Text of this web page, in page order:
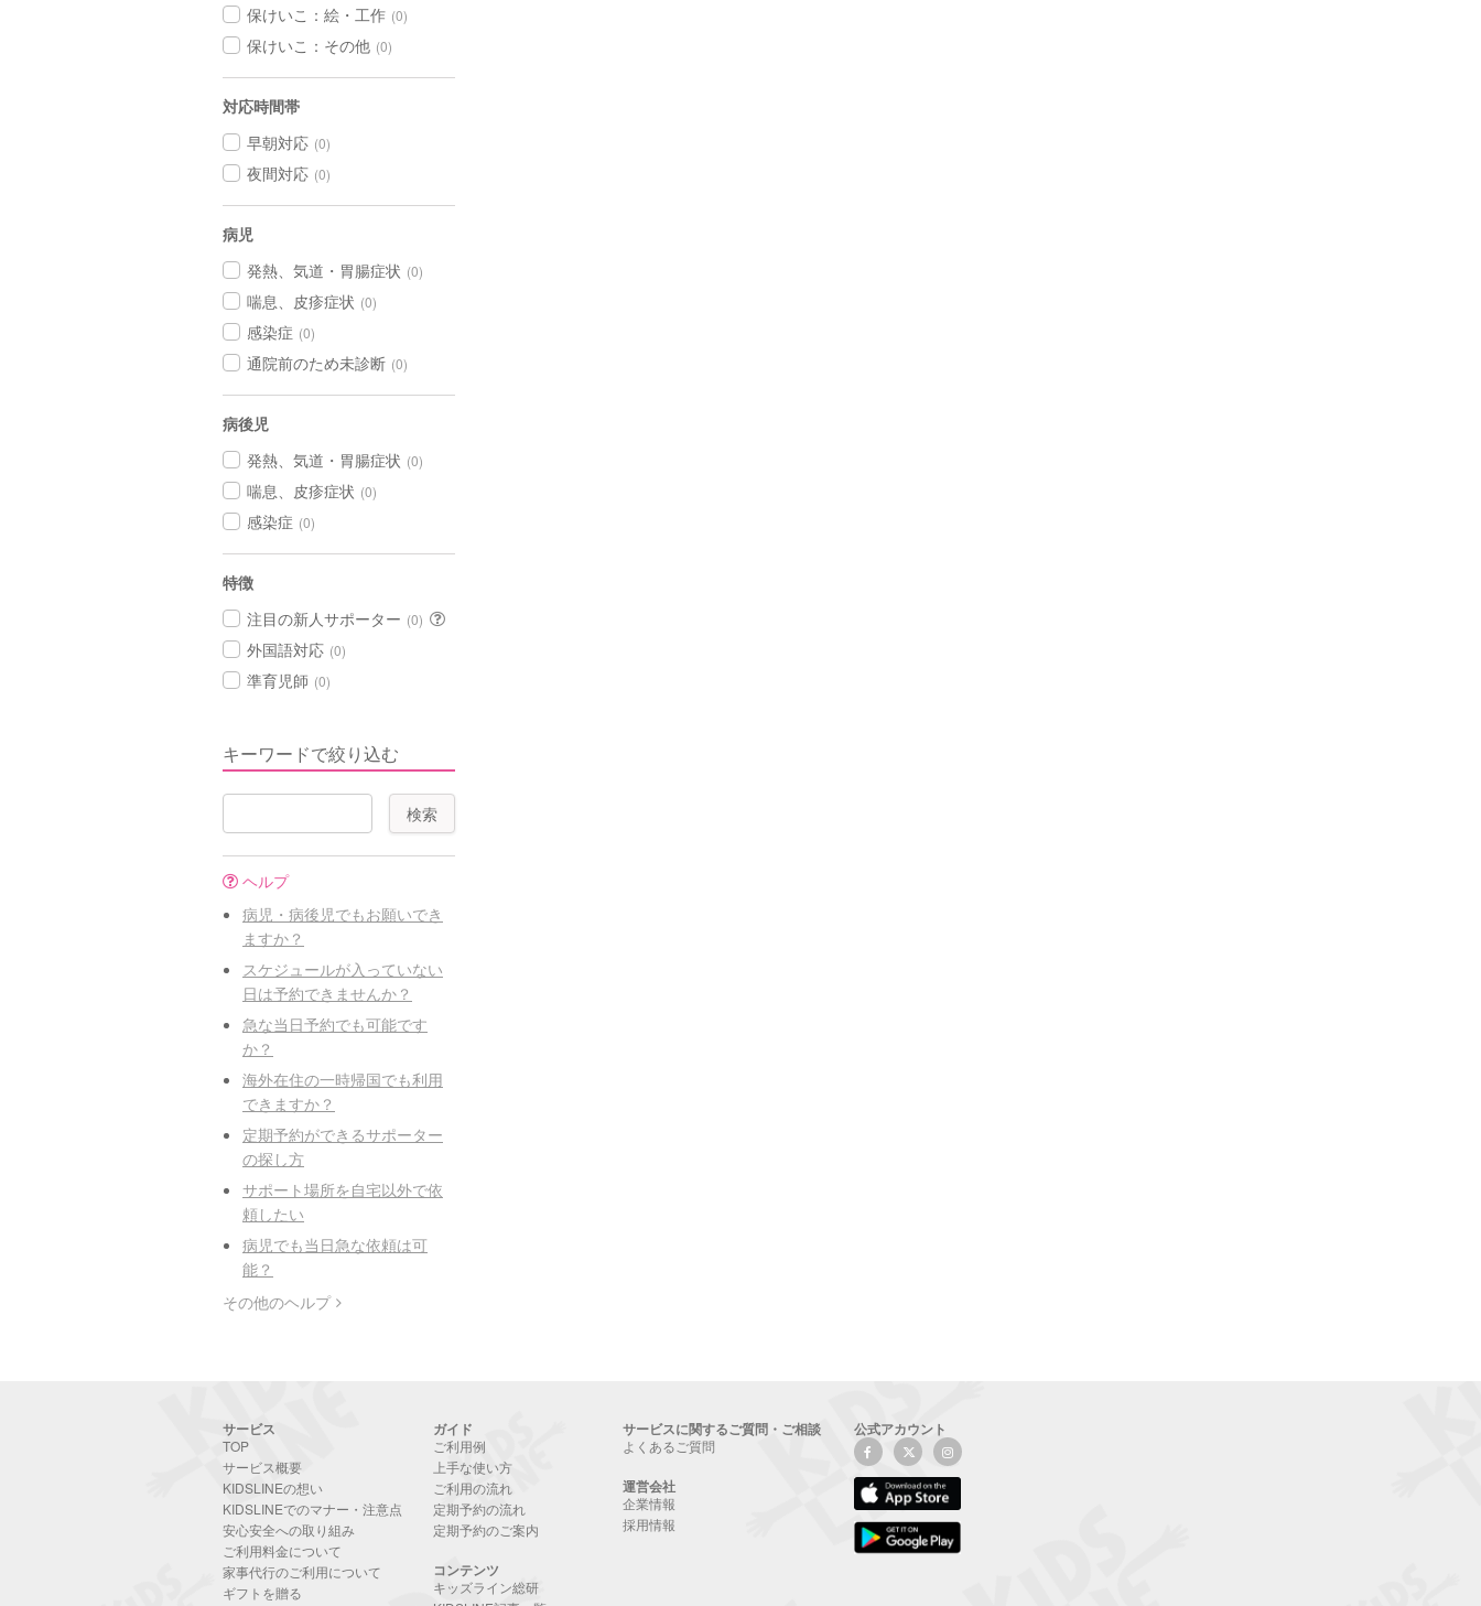
保けいこ：絵・工作 (0)
保けいこ：その他 (0)
対応時間帯
早朝対応 (0)
夜間対応 (0)
病児
発熱、気道・胃腸症状 (0)
喘息、皮疹症状 (0)
感染症 (0)
通院前のため未診断 (0)
病後児
発熱、気道・胃腸症状 (0)
喘息、皮疹症状 (0)
感染症 (0)
特徴
注目の新人サポーター (0)
外国語対応 (0)
準育児師 (0)
キーワードで絞り込む
ヘルプ
病児・病後児でもお願いでき
ますか？
スケジュールが入っていない
日は予約できませんか？
急な当日予約でも可能です
か？
海外在住の一時帰国でも利用
できますか？
定期予約ができるサポーター
の探し方
サポート場所を自宅以外で依
頼したい
病児でも当日急な依頼は可
能？
その他のヘルプ
サービス
TOP
サービス概要
KIDSLINEの想い
KIDSLINEでのマナー・注意点
安心安全への取り組み
ご利用料金について
家事代行のご利用について
ギフトを贈る
ガイド
ご利用例
上手な使い方
ご利用の流れ
定期予約の流れ
定期予約のご案内
コンテンツ
キッズライン総研
サービスに関するご質問・ご相談
よくあるご質問
運営会社
企業情報
採用情報
公式アカウント